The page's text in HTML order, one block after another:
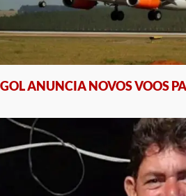
GOL ANUNCIA NOVOS VOOS